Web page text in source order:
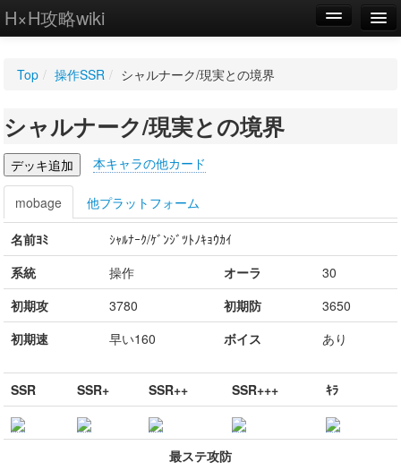
H×H攻略wiki
WIKI
設定
Top / 操作SSR / シャルナーク/現実との境界
シャルナーク/現実との境界
本キャラの他カード
mobage 他プラットフォーム
名前ﾖﾐ
ｼｬﾙﾅｰｸ/ｹﾞﾝｼﾞﾂﾄﾉｷｮｳｶｲ
系統
操作 オーラ
30
初期攻
3780 初期防
3650
初期速
早い160 ボイス あり
SSR SSR+ SSR++ SSR+++ ｷﾗ
最ステ攻防